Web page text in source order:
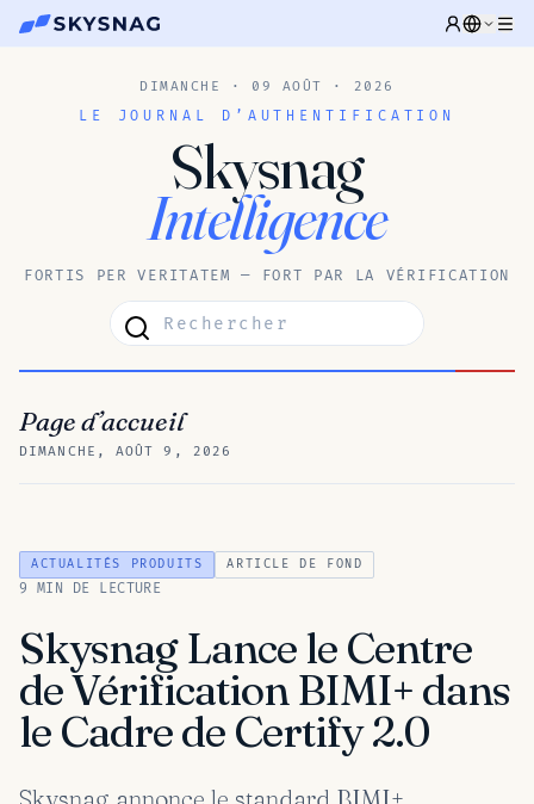
DIMANCHE · 09 AOÛT · 2026
LE JOURNAL D’AUTHENTIFICATION
Skysnag
Intelligence
FORTIS PER VERITATEM — FORT PAR LA VÉRIFICATION
Page d’accueil
DIMANCHE, AOÛT 9, 2026
ACTUALITÉS PRODUITS ARTICLE DE FOND
9 MIN DE LECTURE
Skysnag Lance le Centre
de Vérification BIMI+ dans
le Cadre de Certify 2.0